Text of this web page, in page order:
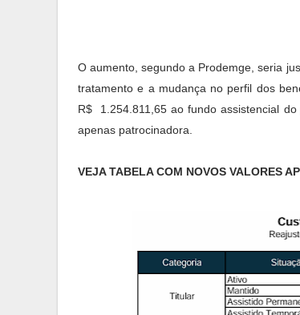
O aumento, segundo a Prodemge, seria
tratamento e a mudança no perfil dos
R$ 1.254.811,65 ao fundo assistencial
apenas patrocinadora.
VEJA TABELA COM NOVOS VALORES